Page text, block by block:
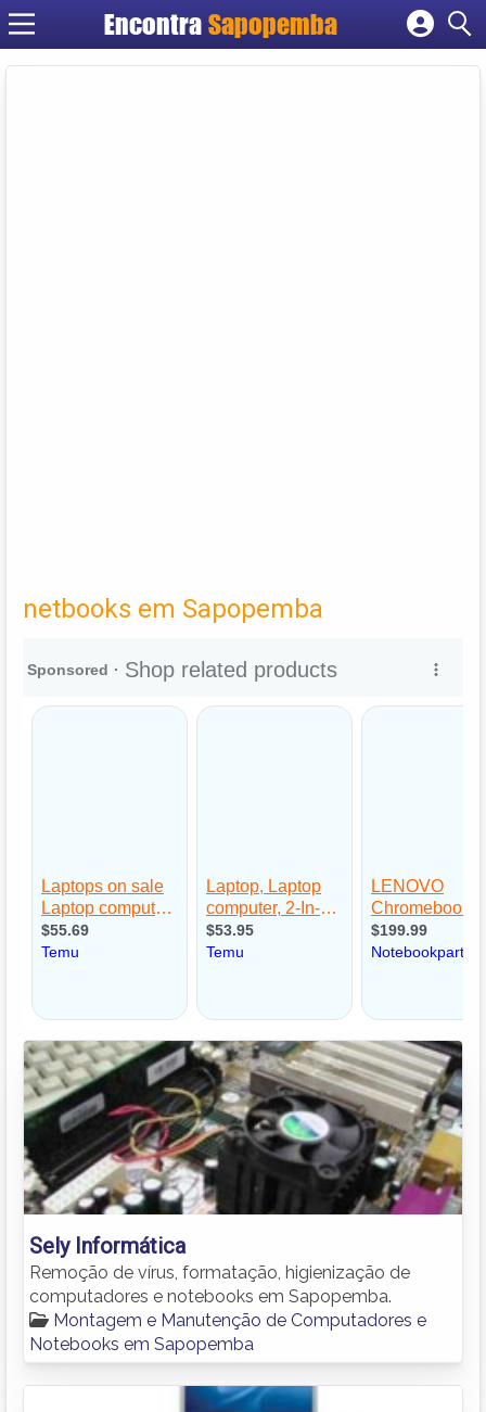
Encontra Sapopemba
Cadastrar empresa
netbooks em Sapopemba
Sely Informática
Remoção de vírus, formatação, higienização de
computadores e notebooks em Sapopemba.
Montagem e Manutenção de Computadores e
Notebooks em Sapopemba